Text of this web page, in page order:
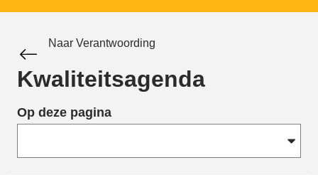
Naar Verantwoording
Kwaliteitsagenda
Op deze pagina